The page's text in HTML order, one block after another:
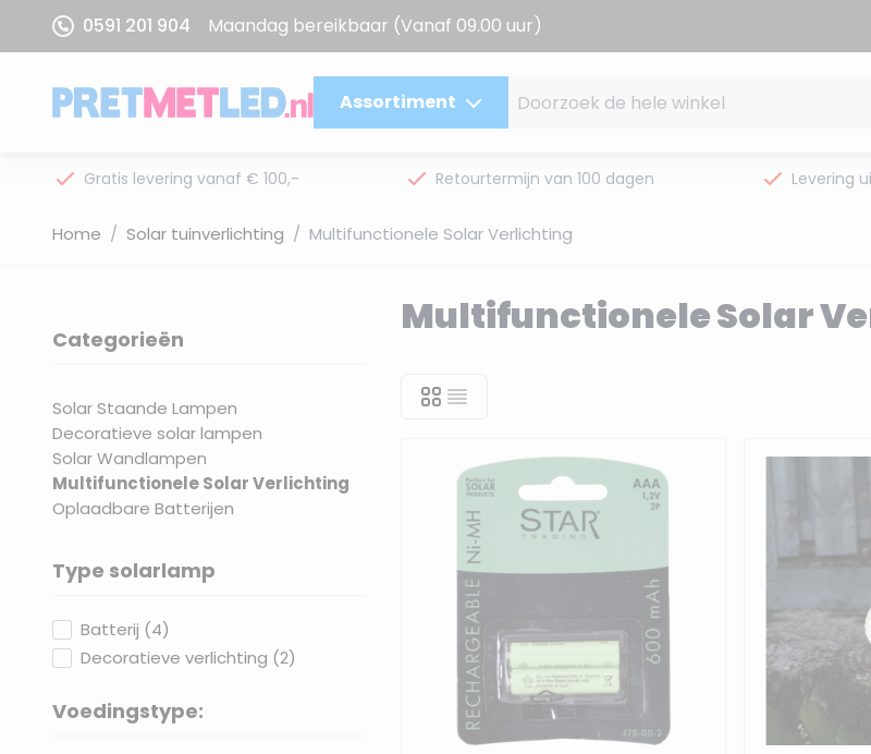
Ga naar de inhoud
0591 201 904 Maandag bereikbaar (Vanaf 09.00 uur)
Assortiment
Gratis levering vanaf € 100,- Retourtermijn van 100 dagen Levering
Home / Solar tuinverlichting / Multifunctionele Solar Verlichting
Categorieën
Solar Staande Lampen
Decoratieve solar lampen
Solar Wandlampen
Multifunctionele Solar Verlichting
Oplaadbare Batterijen
Type solarlamp
Batterij (4products available
)
Decoratieve verlichting (2products available
)
Voedingstype:
Multifunctionele Solar